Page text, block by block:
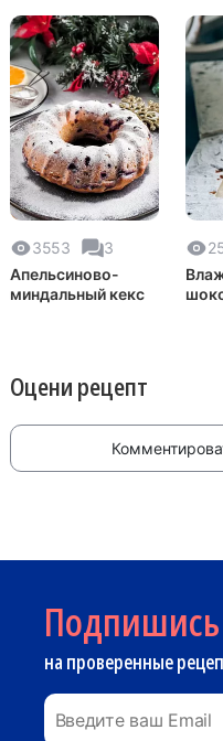
3553
3
Апельсиново-
миндальный кекс
Оцени рецепт
Подпишись
на проверенные